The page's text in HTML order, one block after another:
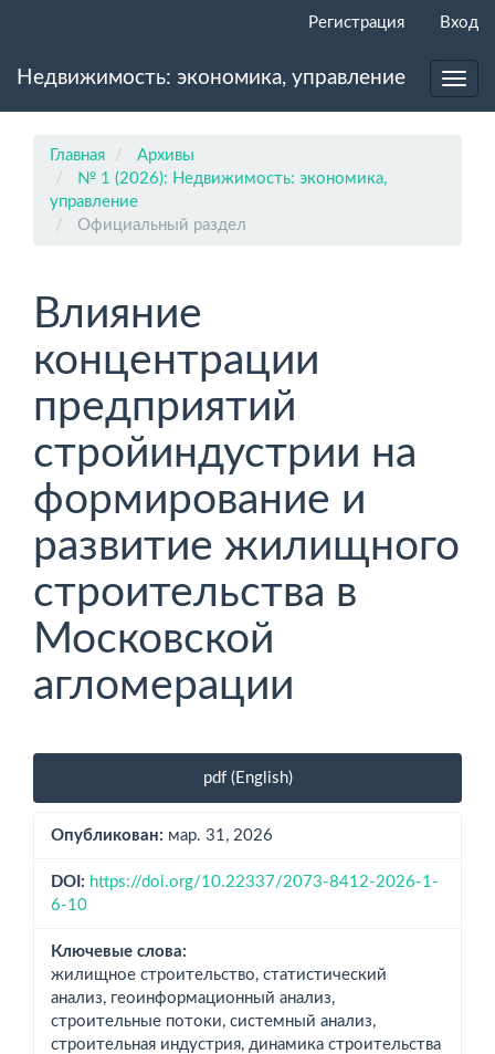
Основное
панель
Регистрация Вход
Недвижимость: экономика, управление
Главная
Архивы
№ 1 (2026): Недвижимость: экономика,
управление
Официальный раздел
Влияние
концентрации
предприятий
стройиндустрии на
формирование и
развитие жилищного
строительства в
Московской
агломерации
Боковая
панель
статьи
pdf (English)
Опубликован: мар. 31, 2026
DOI: https://doi.org/10.22337/2073-8412-2026-1-
6-10
Ключевые слова:
жилищное строительство, статистический
анализ, геоинформационный анализ,
строительные потоки, системный анализ,
строительная индустрия, динамика строительства